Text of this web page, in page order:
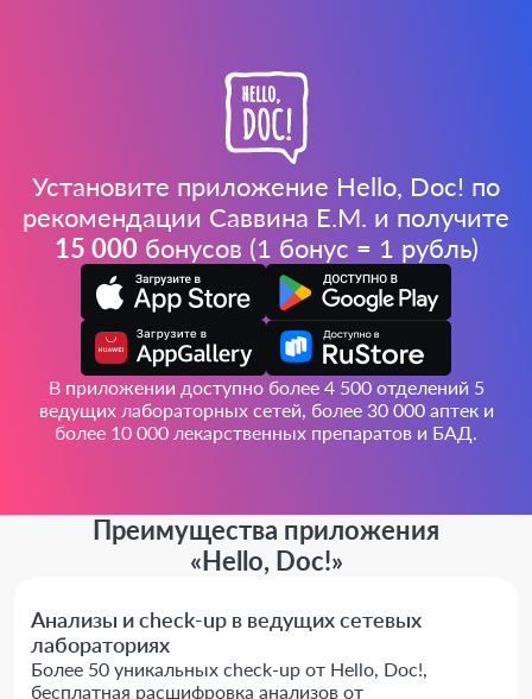
Установите приложение Hello, Doc! по
рекомендации Саввина Е.М. и получите
15 000бонусов (1 бонус = 1 рубль)
В приложении доступно более 4 500 отделений 5
ведущих лабораторных сетей, более 30 000 аптек и
более 10 000 лекарственных препаратов и БАД.
Преимущества приложения
«Hello, Doc!»
Анализы и check-up в ведущих сетевых
лабораториях
Более 50 уникальных check-up от Hello, Doc!,
бесплатная расшифровка анализов от